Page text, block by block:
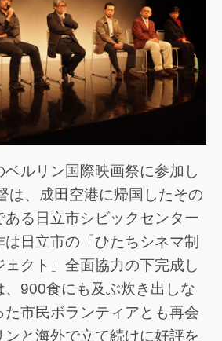
ベルリン国際映画祭に参加し
は、成田空港に帰国したその
ある日立市シビックセンター
日立市の「ひたちシネマ制
クト」全面協力の下完成し
、900食にも及ぶ炊き出しな
た市民ボランティアとも再会
ンと海外で立て続けに好評を